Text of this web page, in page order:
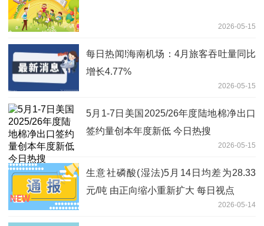
2026-05-15
每日热闻!海南机场：4月旅客吞吐量同比
增长4.77%
2026-05-15
5月1-7日美国2025/26年度陆地棉净出口
签约量创本年度新低 今日热搜
2026-05-15
生意社磷酸(湿法)5月14日均差为28.33
元/吨 由正向缩小重新扩大 每日视点
2026-05-14